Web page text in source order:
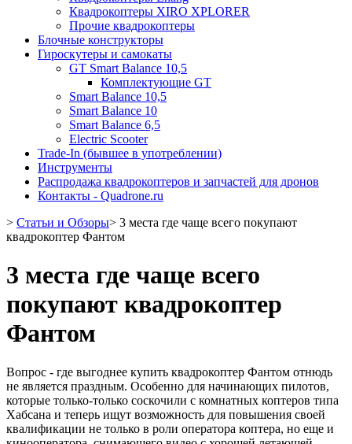
Квадрокоптеры XIRO XPLORER
Прочие квадрокоптеры
Блочные конструкторы
Гироскутеры и самокаты
GT Smart Balance 10,5
Комплектующие GT
Smart Balance 10,5
Smart Balance 10
Smart Balance 6,5
Electric Scooter
Trade-In (бывшее в употреблении)
Инструменты
Распродажа квадрокоптеров и запчастей для дронов
Контакты - Quadrone.ru
> Статьи и Обзоры> 3 места где чаще всего покупают
квадрокоптер Фантом
3 места где чаще всего
покупают квадрокоптер
Фантом
Вопрос - где выгоднее купить квадрокоптер Фантом отнюдь
не является праздным. Особенно для начинающих пилотов,
которые только-только соскочили с комнатных коптеров типа
Хабсана и теперь ищут возможность для повышения своей
квалификации не только в роли оператора коптера, но еще и